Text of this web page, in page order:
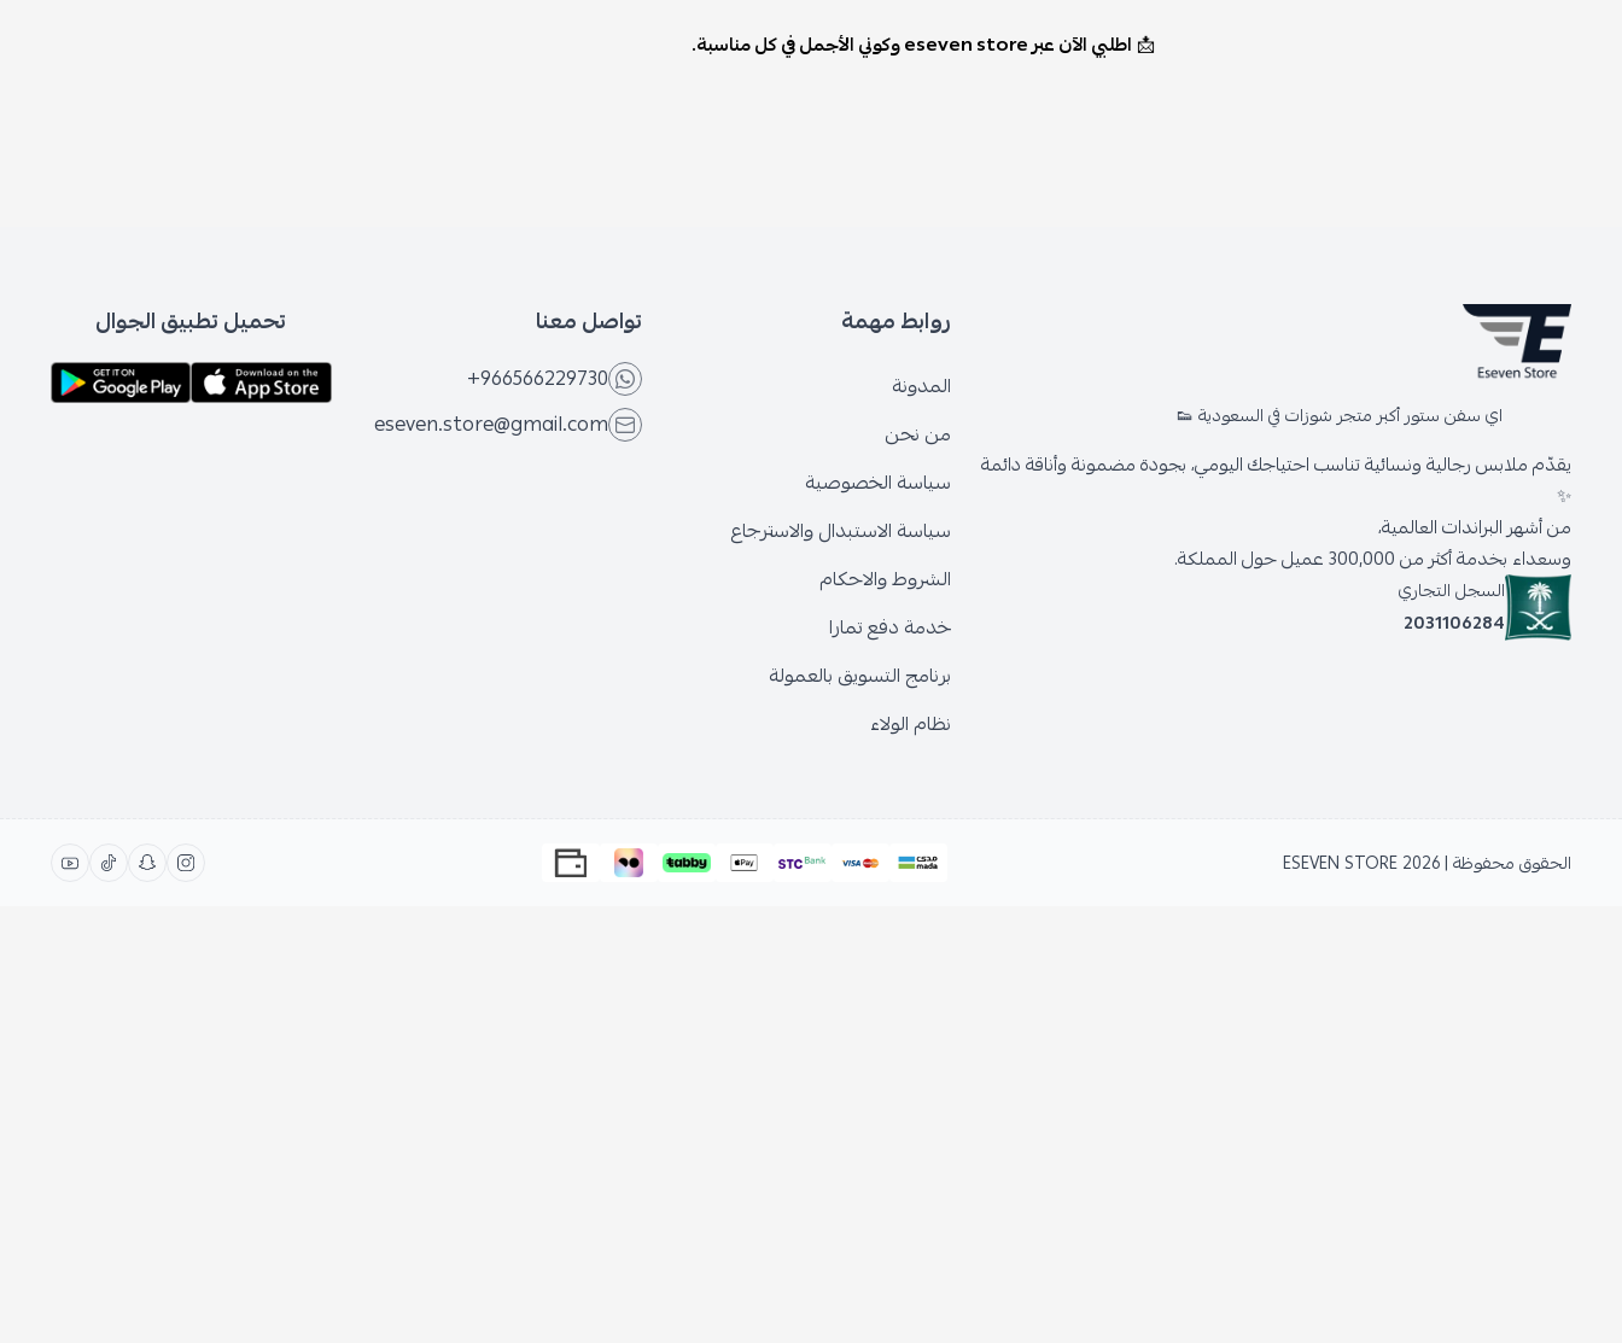
📩 اطلبي الآن عبر eseven store وكوني الأجمل في كل مناسبة.
اي سفن ستور أكبر متجر شوزات في السعودية 👟
يقدّم ملابس رجالية ونسائية تناسب احتياجك اليومي، بجودة مضمونة وأناقة دائمة
✨
من أشهر البراندات العالمية،
وسعداء بخدمة أكثر من 300,000 عميل حول المملكة.
السجل التجاري
2031106284
روابط مهمة
المدونة
من نحن
سياسة الخصوصية
سياسة الاستبدال والاسترجاع
الشروط والاحكام
خدمة دفع تمارا
برنامج التسويق بالعمولة
نظام الولاء
تواصل معنا
+966566229730
eseven.store@gmail.com
تحميل تطبيق الجوال
الحقوق محفوظة | 2026 ESEVEN STORE